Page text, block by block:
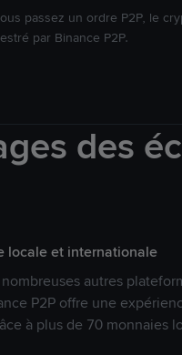
passez un ordre P2P, le
par Binance P2P.
des
locale et internationale
autres
P2P offre une
à plus de 70 monnaies